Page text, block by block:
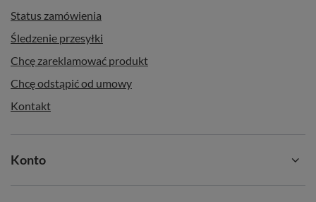
Status zamówienia
Śledzenie przesyłki
Chcę zareklamować produkt
Chcę odstąpić od umowy
Kontakt
Konto